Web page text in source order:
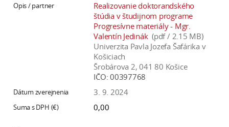
Realizovanie doktorandského
štúdia v študijnom programe
Progresívne materiály - Mgr.
Valentín Jedinák (pdf / 2.15 MB)
Univerzita Pavla Jozefa Šafárika v
Košiciach
Šrobárova 2, 041 80 Košice
IČO: 00397768
3. 9. 2024
0,00